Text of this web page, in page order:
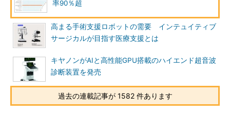
率90％超
高まる手術支援ロボットの需要 インテュイティブ
サージカルが目指す医療支援とは
キヤノンがAIと高性能GPU搭載のハイエンド超音波
診断装置を発売
過去の連載記事が 1582 件あります